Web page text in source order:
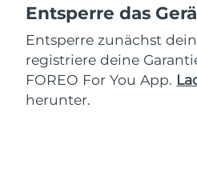
Entsperre das
Entsperre zunächst
registriere deine
FOREO For You App.
herunter.